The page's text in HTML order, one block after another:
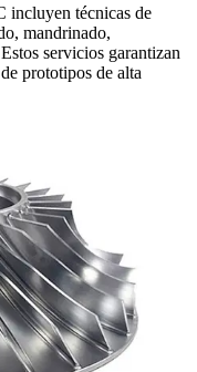
incluyen técnicas de
mandrinado,
servicios garantizan
prototipos de alta